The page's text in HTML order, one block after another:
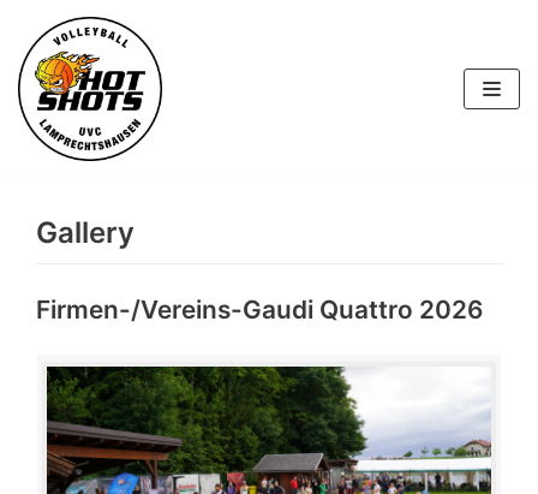
Skip
to
content
Gallery
Firmen-/Vereins-Gaudi Quattro 2026